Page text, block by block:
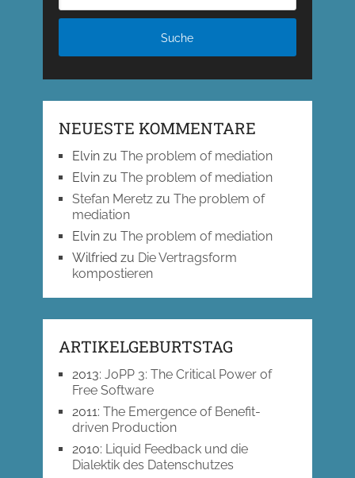
NEUESTE KOMMENTARE
Elvinzu The problem of mediation
Elvinzu The problem of mediation
Stefan Meretzzu The problem of
mediation
Elvinzu The problem of mediation
Wilfried zu Die Vertragsform
kompostieren
ARTIKELGEBURTSTAG
2013: JoPP 3: The Critical Power of
Free Software
2011: The Emergence of Benefit-
driven Production
2010: Liquid Feedback und die
Dialektik des Datenschutzes